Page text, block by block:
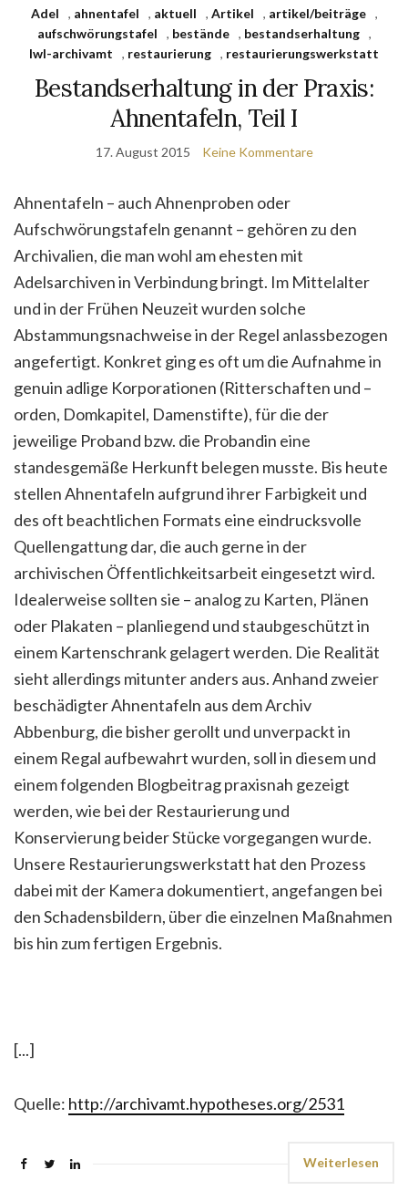
Adel , ahnentafel , aktuell , Artikel , artikel/beiträge
,
aufschwörungstafel
, bestände , bestandserhaltung
,
lwl-archivamt
, restaurierung , restaurierungswerkstatt
Bestandserhaltung in der Praxis:
Ahnentafeln, Teil I
17. August 2015 Keine Kommentare
Ahnentafeln – auch Ahnenproben oder
Aufschwörungstafeln genannt – gehören zu den
Archivalien, die man wohl am ehesten mit
Adelsarchiven in Verbindung bringt. Im Mittelalter
und in der Frühen Neuzeit wurden solche
Abstammungsnachweise in der Regel anlassbezogen
angefertigt. Konkret ging es oft um die Aufnahme in
genuin adlige Korporationen (Ritterschaften und –
orden, Domkapitel, Damenstifte), für die der
jeweilige Proband bzw. die Probandin eine
standesgemäße Herkunft belegen musste. Bis heute
stellen Ahnentafeln aufgrund ihrer Farbigkeit und
des oft beachtlichen Formats eine eindrucksvolle
Quellengattung dar, die auch gerne in der
archivischen Öffentlichkeitsarbeit eingesetzt wird.
Idealerweise sollten sie – analog zu Karten, Plänen
oder Plakaten – planliegend und staubgeschützt in
einem Kartenschrank gelagert werden. Die Realität
sieht allerdings mitunter anders aus. Anhand zweier
beschädigter Ahnentafeln aus dem Archiv
Abbenburg, die bisher gerollt und unverpackt in
einem Regal aufbewahrt wurden, soll in diesem und
einem folgenden Blogbeitrag praxisnah gezeigt
werden, wie bei der Restaurierung und
Konservierung beider Stücke vorgegangen wurde.
Unsere Restaurierungswerkstatt hat den Prozess
dabei mit der Kamera dokumentiert, angefangen bei
den Schadensbildern, über die einzelnen Maßnahmen
bis hin zum fertigen Ergebnis.
[...]
Quelle: http://archivamt.hypotheses.org/2531
Weiterlesen